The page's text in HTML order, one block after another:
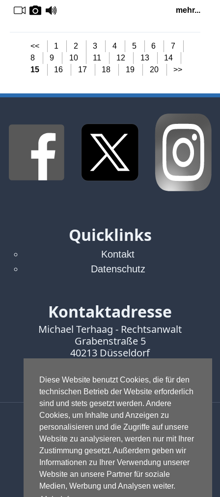
Diese Website benutzt Cookies, die für den
technischen Betrieb der Website erforderlich
sind und stets gesetzt werden. Andere
Cookies, um Inhalte und Anzeigen zu
personalisieren und die Zugriffe auf unsere
Website zu analysieren, werden nur mit Ihrer
Zustimmung gesetzt. Außerdem geben wir
Informationen zu Ihrer Verwendung unserer
Website an unsere Partner für soziale
Medien, Werbung und Analysen weiter.
mehr...
<< 1 2 3 4 5 6
7
8
9 10 11 12 13
14
15
16 17 18 19 20 >>
Quicklinks
Kontakt
Datenschutz
Kontaktadresse
Michael Terhaag - Rechtsanwalt
Grabenstraße 5
40213 Düsseldorf
Fax:0211-16888601
Anwalt - Rechtsanwalt - Fachanwalt
für Gewerblichen Rechtsschutz -
Fachanwalt für IT-Recht -
Markenrecht,Wettbewerbsrecht,
Urheberrecht,IT-Recht und
Onlinerecht,E-Commerce,
Designrecht ,Medienrecht &